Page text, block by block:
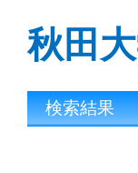
秋田
検索結果